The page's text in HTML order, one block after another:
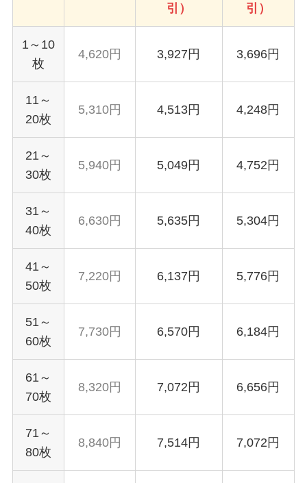
引）
引）
1～10
枚
4,620円 3,927円 3,696円
11～
20枚
5,310円 4,513円 4,248円
21～
30枚
5,940円 5,049円 4,752円
31～
40枚
6,630円 5,635円 5,304円
41～
50枚
7,220円 6,137円 5,776円
51～
60枚
7,730円 6,570円 6,184円
61～
70枚
8,320円 7,072円 6,656円
71～
80枚
8,840円 7,514円 7,072円